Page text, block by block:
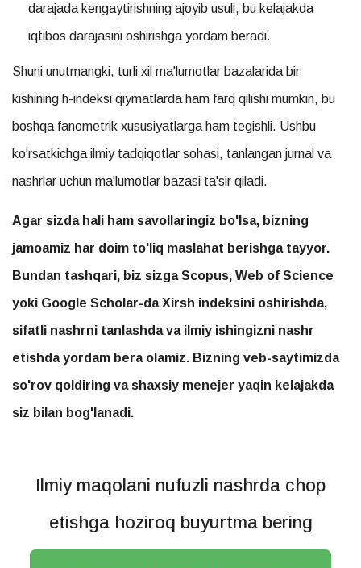
darajada kengaytirishning ajoyib usuli, bu kelajakda
iqtibos darajasini oshirishga yordam beradi.
Shuni unutmangki, turli xil ma'lumotlar bazalarida bir
kishining h-indeksi qiymatlarda ham farq qilishi mumkin, bu
boshqa fanometrik xususiyatlarga ham tegishli. Ushbu
ko'rsatkichga ilmiy tadqiqotlar sohasi, tanlangan jurnal va
nashrlar uchun ma'lumotlar bazasi ta'sir qiladi.
Agar sizda hali ham savollaringiz bo'lsa, bizning
jamoamiz har doim to'liq maslahat berishga tayyor.
Bundan tashqari, biz sizga Scopus, Web of Science
yoki Google Scholar-da Xirsh indeksini oshirishda,
sifatli nashrni tanlashda va ilmiy ishingizni nashr
etishda yordam bera olamiz. Bizning veb-saytimizda
so'rov qoldiring va shaxsiy menejer yaqin kelajakda
siz bilan bog'lanadi.
Ilmiy maqolani nufuzli nashrda chop
etishga hoziroq buyurtma bering